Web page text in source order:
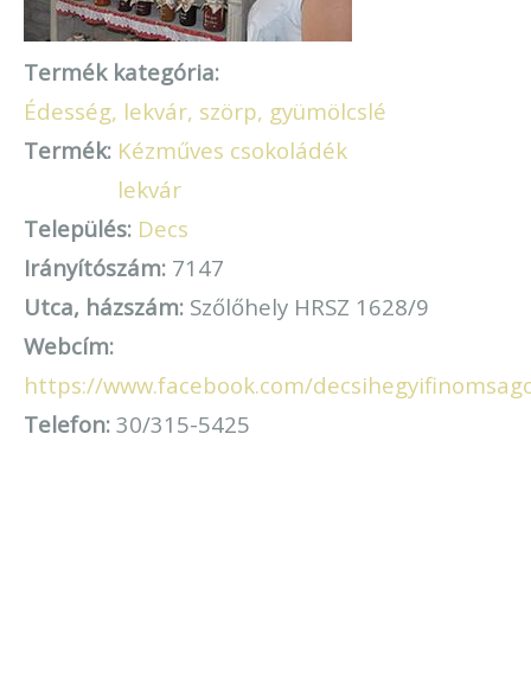
Termék kategória:
Édesség, lekvár, szörp, gyümölcslé
Termék: Kézműves csokoládék
lekvár
Település: Decs
Irányítószám: 7147
Utca, házszám: Szőlőhely HRSZ 1628/9
Webcím:
https://www.facebook.com/
Telefon: 30/315-5425